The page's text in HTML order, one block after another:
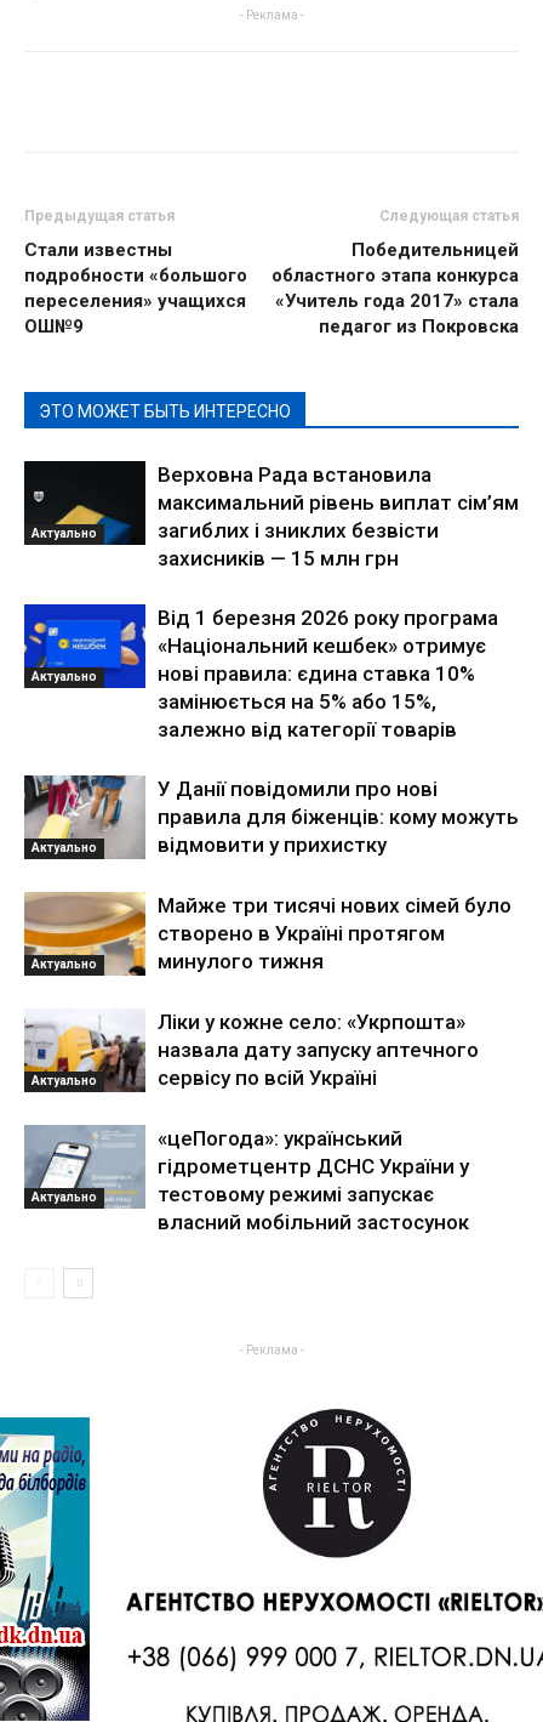
- Реклама -
Предыдущая статья
Стали известны
подробности «большого
переселения» учащихся
ОШ№9
Следующая статья
Победительницей
областного этапа конкурса
«Учитель года 2017» стала
педагог из Покровска
ЭТО МОЖЕТ БЫТЬ ИНТЕРЕСНО
Актуально
Верховна Рада встановила
максимальний рівень виплат сім’ям
загиблих і зниклих безвісти
захисників — 15 млн грн
Актуально
Від 1 березня 2026 року програма
«Національний кешбек» отримує
нові правила: єдина ставка 10%
замінюється на 5% або 15%,
залежно від категорії товарів
Актуально
У Данії повідомили про нові
правила для біженців: кому можуть
відмовити у прихистку
Актуально
Майже три тисячі нових сімей було
створено в Україні протягом
минулого тижня
Актуально
Ліки у кожне село: «Укрпошта»
назвала дату запуску аптечного
сервісу по всій Україні
Актуально
«цеПогода»: український
гідрометцентр ДСНС України у
тестовому режимі запускає
власний мобільний застосунок
- Реклама -